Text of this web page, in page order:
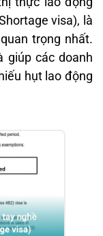
visa), là
trọng nhất.
giúp các doanh
hụt lao động